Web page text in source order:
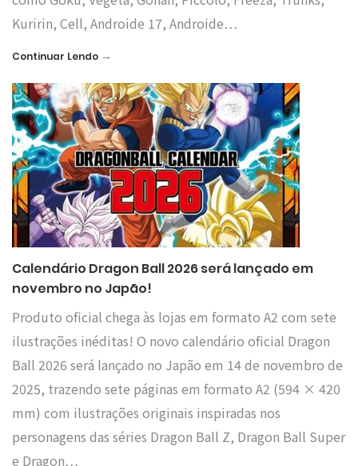
Kuririn, Cell, Androide 17, Androide…
Continuar Lendo →
Calendário Dragon Ball 2026 será lançado em
novembro no Japão!
Produto oficial chega às lojas em formato A2 com sete
ilustrações inéditas! O novo calendário oficial Dragon
Ball 2026 será lançado no Japão em 14 de novembro de
2025, trazendo sete páginas em formato A2 (594 × 420
mm) com ilustrações originais inspiradas nos
personagens das séries Dragon Ball Z, Dragon Ball Super
e Dragon…